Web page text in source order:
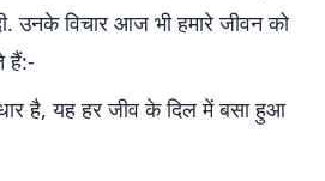
उनके विचार आज भी हमारे जीवन को
हैं:-
है, यह हर जीव के दिल में बसा हुआ